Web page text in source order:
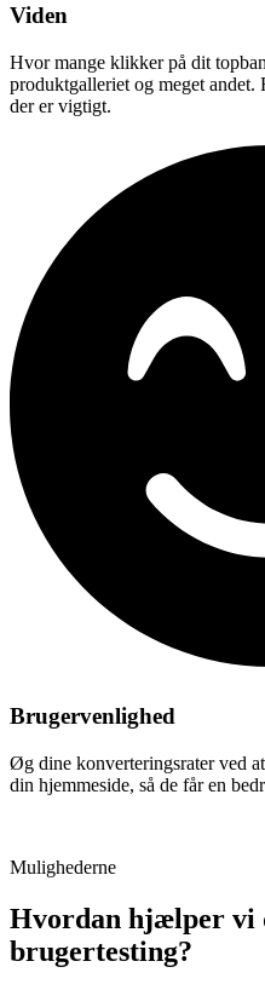
Viden
Hvor mange klikker på dit
produktgalleriet og meget
der er vigtigt.
Brugervenlighed
Øg dine konverteringsrater ved
din hjemmeside, så de får en
Mulighederne
Hvordan hjælper vi
brugertesting?